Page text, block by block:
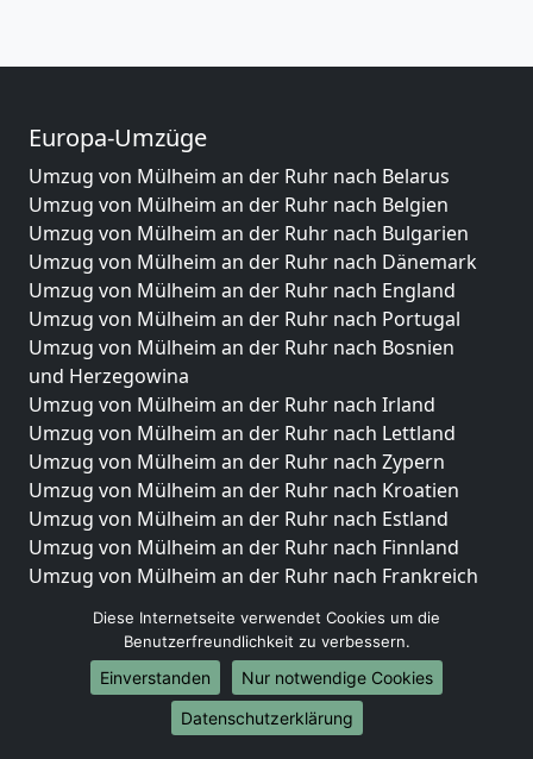
Europa-Umzüge
Umzug von Mülheim an der Ruhr nach Belarus
Umzug von Mülheim an der Ruhr nach Belgien
Umzug von Mülheim an der Ruhr nach Bulgarien
Umzug von Mülheim an der Ruhr nach Dänemark
Umzug von Mülheim an der Ruhr nach England
Umzug von Mülheim an der Ruhr nach Portugal
Umzug von Mülheim an der Ruhr nach Bosnien
und Herzegowina
Umzug von Mülheim an der Ruhr nach Irland
Umzug von Mülheim an der Ruhr nach Lettland
Umzug von Mülheim an der Ruhr nach Zypern
Umzug von Mülheim an der Ruhr nach Kroatien
Umzug von Mülheim an der Ruhr nach Estland
Umzug von Mülheim an der Ruhr nach Finnland
Umzug von Mülheim an der Ruhr nach Frankreich
Umzug von Mülheim an der Ruhr nach Italien
Umzug von Mülheim an der Ruhr nach Liechtenstein
Umzug von Mülheim an der Ruhr nach Luxemburg
Umzug von Mülheim an der Ruhr nach Niederlande
Diese Internetseite verwendet Cookies um die
Benutzerfreundlichkeit zu verbessern.
Einverstanden
Nur notwendige Cookies
Datenschutzerklärung